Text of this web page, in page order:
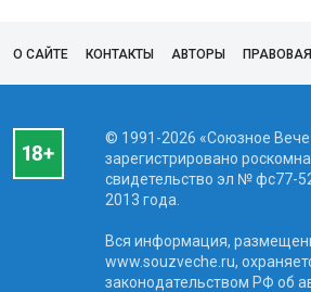
О САЙТЕ КОНТАКТЫ АВТОРЫ
© 1991-2026 «Союзное
зарегистрировано
свидетельство эл № фc77-
2013 года.
Вся информация,
www.souzveche.ru,
законодательством РФ об